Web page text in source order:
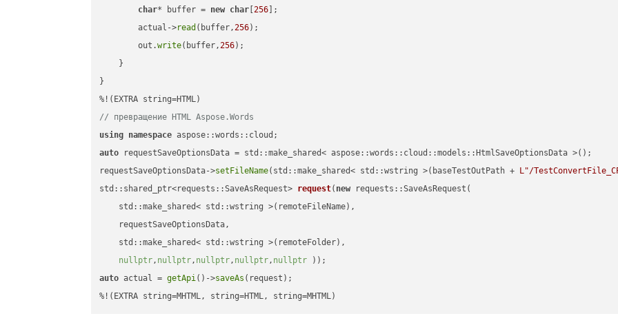
char* buffer = new char [256 ];
        actual->
read (buffer,256);
        out.
write(buffer,256);
    }
}
// превращение HTML Aspose.Words
using namespace
auto requestSaveOptionsData = std::make_shared< aspose::words::cloud::models::HtmlSaveOptionsData >();
requestSaveOptionsData->setFileName(std::make_shared< std::wstring >(baseTestOutPath +
L"/
std::shared_ptr<requests::SaveAsRequest> request( new requests::SaveAsRequest(
    std::make_shared< std::wstring >(remoteFileName),
    requestSaveOptionsData,
    std::make_shared< std::wstring >(remoteFolder),
nullptr, nullptr, nullptr, nullptr, nullptr ))
auto actual = getApi()->saveAs (request);
%!(EXTRA string=MHTML, string=HTML, string=MHTML)